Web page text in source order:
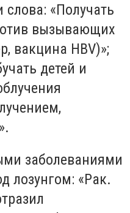
«Получать
вызывающих
вакцина HBV)»;
детей и
заболеваниями
лозунгом: «Рак.